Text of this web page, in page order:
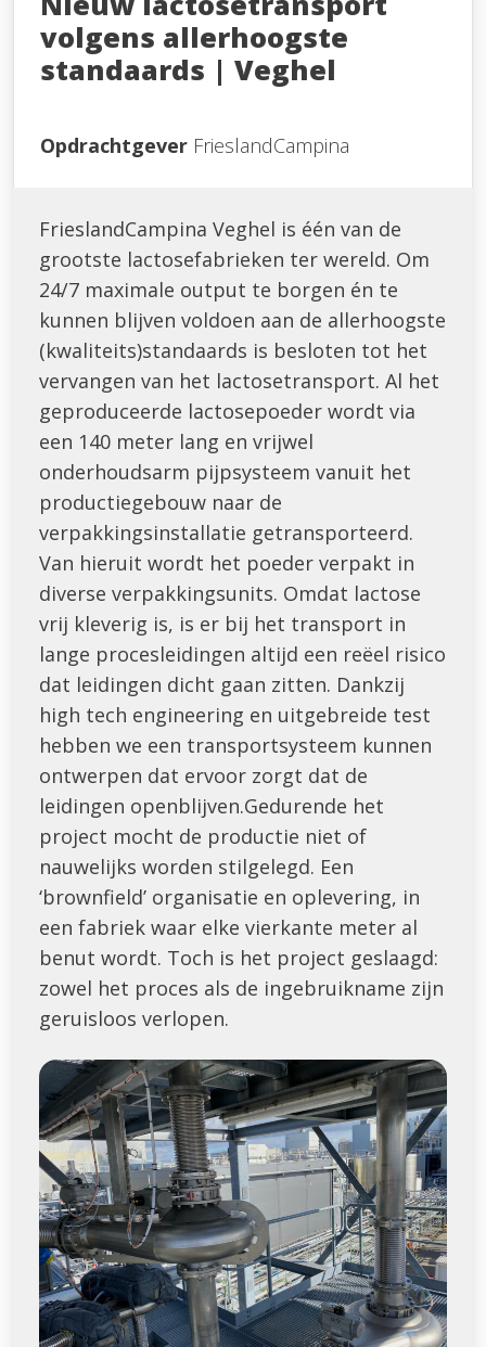
volgens allerhoogste
standaards | Veghel
Opdrachtgever FrieslandCampina
FrieslandCampina Veghel is één van de
grootste lactosefabrieken ter wereld. Om
24/7 maximale output te borgen én te
kunnen blijven voldoen aan de allerhoogste
(kwaliteits)standaards is besloten tot het
vervangen van het lactosetransport. Al het
geproduceerde lactosepoeder wordt via
een 140 meter lang en vrijwel
onderhoudsarm pijpsysteem vanuit het
productiegebouw naar de
verpakkingsinstallatie getransporteerd.
Van hieruit wordt het poeder verpakt in
diverse verpakkingsunits. Omdat lactose
vrij kleverig is, is er bij het transport in
lange procesleidingen altijd een reëel risico
dat leidingen dicht gaan zitten. Dankzij
high tech engineering en uitgebreide test
hebben we een transportsysteem kunnen
ontwerpen dat ervoor zorgt dat de
leidingen openblijven.Gedurende het
project mocht de productie niet of
nauwelijks worden stilgelegd. Een
‘brownfield’ organisatie en oplevering, in
een fabriek waar elke vierkante meter al
benut wordt. Toch is het project geslaagd:
zowel het proces als de ingebruikname zijn
geruisloos verlopen.